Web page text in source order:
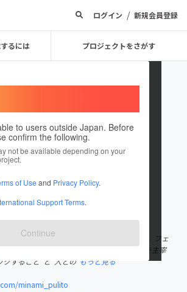
ログイン / 新規会員登録
るには プロジェクトをさがす
to users outside Japan. Before
confirm the following.
not be available depending on your
of Use and Privacy Policy.
Support Terms.
Continue
minami0203
ロジェクトを投稿しています
：岩手県
：岩手県
みと申します。 美容・ヘルスケア業界17年。フェ
、フェムケア講座・認定講師養成スクールを主宰
クすること”と“人との もっと見る
minami_pulito